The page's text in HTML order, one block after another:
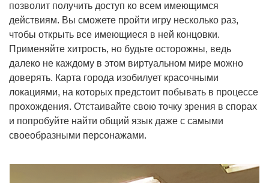
позволит получить доступ ко всем имеющимся
действиям. Вы сможете пройти игру несколько раз,
чтобы открыть все имеющиеся в ней концовки.
Применяйте хитрость, но будьте осторожны, ведь
далеко не каждому в этом виртуальном мире можно
доверять. Карта города изобилует красочными
локациями, на которых предстоит побывать в процессе
прохождения. Отстаивайте свою точку зрения в спорах
и попробуйте найти общий язык даже с самыми
своеобразными персонажами.